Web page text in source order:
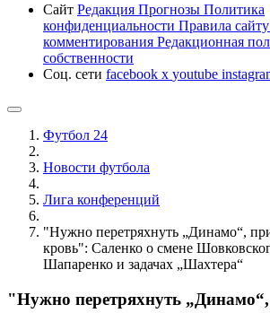
Сайт Редакция Прогнозы Политика
конфиденциальности Правила сайту
комментирования Редакционная
собственности
Соц. сети facebook x youtube
Футбол 24
Новости футбола
Лига конференций
"Нужно перетряхнуть „Динамо“,
кровь": Саленко о смене
Шапаренко и задачах „Шахтера“
"Нужно перетряхнуть „Динамо“,